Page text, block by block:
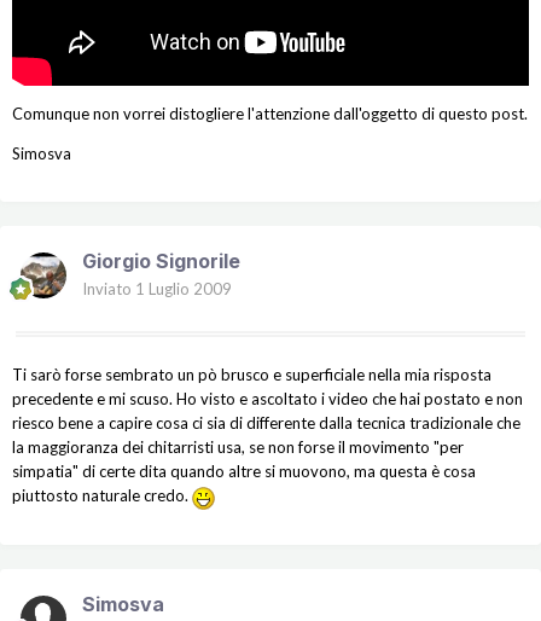
Comunque non vorrei distogliere l'attenzione dall'oggetto di questo post.
Simosva
Giorgio Signorile
Inviato 1 Luglio 2009
Ti sarò forse sembrato un pò brusco e superficiale nella mia risposta
precedente e mi scuso. Ho visto e ascoltato i video che hai postato e non
riesco bene a capire cosa ci sia di differente dalla tecnica tradizionale che
la maggioranza dei chitarristi usa, se non forse il movimento "per
simpatia" di certe dita quando altre si muovono, ma questa è cosa
piuttosto naturale credo.
Simosva